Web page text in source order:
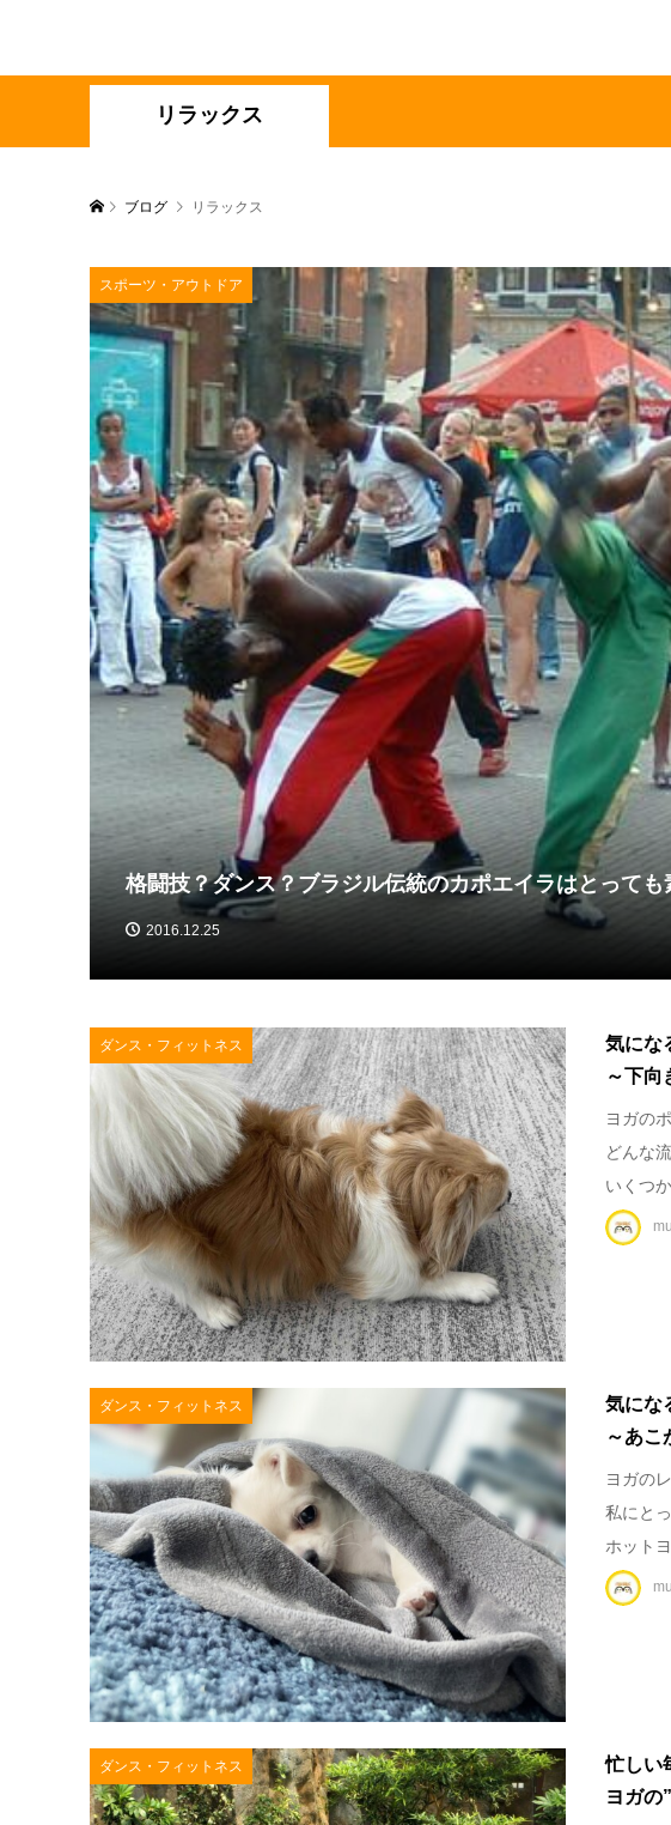
リラックス
ブログ リラックス
スポーツ・アウトドア
格闘技？ダンス？ブラジル伝統のカポエイラはとっても
2016.12.25
ダンス・フィットネス
気にな
～下向
ヨガの
どんな
いくつ
ダンス・フィットネス
気にな
～あこ
ヨガの
私にと
ホットヨ
ダンス・フィットネス
忙しい
ヨガの